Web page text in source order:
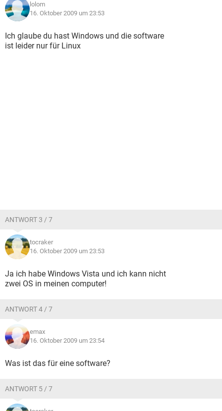
lolom
16. Oktober 2009 um 23:53
Ich glaube du hast Windows und die software
ist leider nur für Linux
ANTWORT 3 / 7
tocraker
16. Oktober 2009 um 23:53
Ja ich habe Windows Vista und ich kann nicht
zwei OS in meinen computer!
ANTWORT 4 / 7
emax
16. Oktober 2009 um 23:54
Was ist das für eine software?
ANTWORT 5 / 7